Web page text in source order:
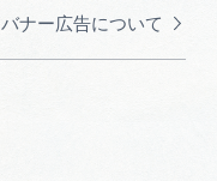
バナー広告について